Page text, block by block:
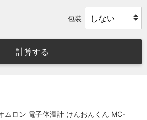
包装
計算する
ロン 電子体温計 けんおんくん MC-